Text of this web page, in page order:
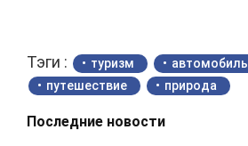
Тэги : туризм
автомобиль
путешествие
природа
Последние новости